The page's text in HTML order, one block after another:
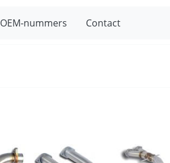
OEM-nummers Contact